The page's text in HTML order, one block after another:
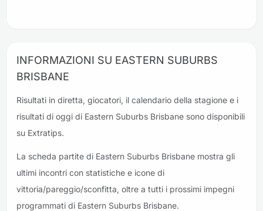
INFORMAZIONI SU EASTERN SUBURBS
BRISBANE
Risultati in diretta, giocatori, il calendario della stagione e i
risultati di oggi di Eastern Suburbs Brisbane sono disponibili
su Extratips.
La scheda partite di Eastern Suburbs Brisbane mostra gli
ultimi incontri con statistiche e icone di
vittoria/pareggio/sconfitta, oltre a tutti i prossimi impegni
programmati di Eastern Suburbs Brisbane.